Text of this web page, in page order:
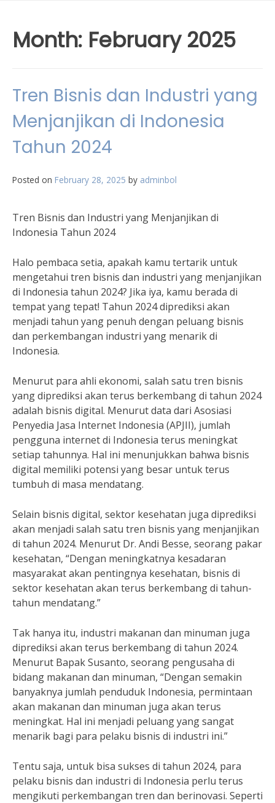
Month: February 2025
Tren Bisnis dan Industri yang
Menjanjikan di Indonesia
Tahun 2024
Posted on February 28, 2025 by adminbol
Tren Bisnis dan Industri yang Menjanjikan di
Indonesia Tahun 2024
Halo pembaca setia, apakah kamu tertarik untuk
mengetahui tren bisnis dan industri yang menjanjikan
di Indonesia tahun 2024? Jika iya, kamu berada di
tempat yang tepat! Tahun 2024 diprediksi akan
menjadi tahun yang penuh dengan peluang bisnis
dan perkembangan industri yang menarik di
Indonesia.
Menurut para ahli ekonomi, salah satu tren bisnis
yang diprediksi akan terus berkembang di tahun 2024
adalah bisnis digital. Menurut data dari Asosiasi
Penyedia Jasa Internet Indonesia (APJII), jumlah
pengguna internet di Indonesia terus meningkat
setiap tahunnya. Hal ini menunjukkan bahwa bisnis
digital memiliki potensi yang besar untuk terus
tumbuh di masa mendatang.
Selain bisnis digital, sektor kesehatan juga diprediksi
akan menjadi salah satu tren bisnis yang menjanjikan
di tahun 2024. Menurut Dr. Andi Besse, seorang pakar
kesehatan, “Dengan meningkatnya kesadaran
masyarakat akan pentingnya kesehatan, bisnis di
sektor kesehatan akan terus berkembang di tahun-
tahun mendatang.”
Tak hanya itu, industri makanan dan minuman juga
diprediksi akan terus berkembang di tahun 2024.
Menurut Bapak Susanto, seorang pengusaha di
bidang makanan dan minuman, “Dengan semakin
banyaknya jumlah penduduk Indonesia, permintaan
akan makanan dan minuman juga akan terus
meningkat. Hal ini menjadi peluang yang sangat
menarik bagi para pelaku bisnis di industri ini.”
Tentu saja, untuk bisa sukses di tahun 2024, para
pelaku bisnis dan industri di Indonesia perlu terus
mengikuti perkembangan tren dan berinovasi. Seperti